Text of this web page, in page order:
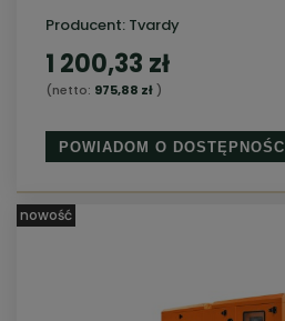
Producent: Tvardy
1 200,33 zł
(netto: 975,88 zł)
POWIADOM O DOSTĘPNOŚCI
nowość